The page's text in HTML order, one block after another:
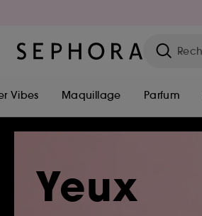
Vibes Maquillage Parfum
Yeux